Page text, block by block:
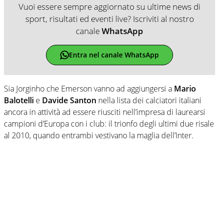
Vuoi essere sempre aggiornato su ultime news di
sport, risultati ed eventi live? Iscriviti al nostro
canaleWhatsApp
Entra nel canale WhatsApp
Sia Jorginho che Emerson vanno ad aggiungersi a Mario
Balotelli e Davide Santon nella lista dei calciatori italiani
ancora in attività ad essere riusciti nell’impresa di laurearsi
campioni d’Europa con i club: il trionfo degli ultimi due risale
al 2010, quando entrambi vestivano la maglia dell’Inter.